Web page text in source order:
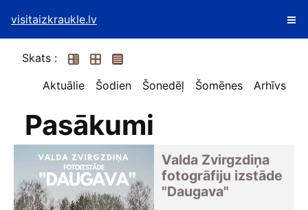
visitaizkraukle.lv
Skats :
Aktuālie
Šodien Šonedēļ Šomēnes Arhīvs
Pasākumi
Valda Zvirgzdiņa
fotogrāfiju izstāde
"Daugava"